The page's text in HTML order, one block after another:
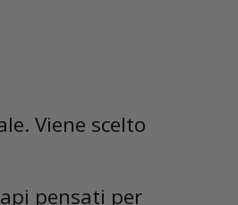
Viene scelto
pensati per